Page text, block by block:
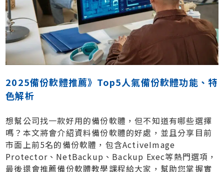
2025備份軟體推薦》Top5人氣備份軟體功能、特
色解析
想幫公司找一款好用的備份軟體，但不知道有哪些選擇
嗎？本文將會介紹資料備份軟體的好處，並且分享目前
市面上前5名的備份軟體，包含ActiveImage
Protector、NetBackup、Backup Exec等熱門選項，
最後還會推薦備份軟體教學課程給大家，幫助您掌握實